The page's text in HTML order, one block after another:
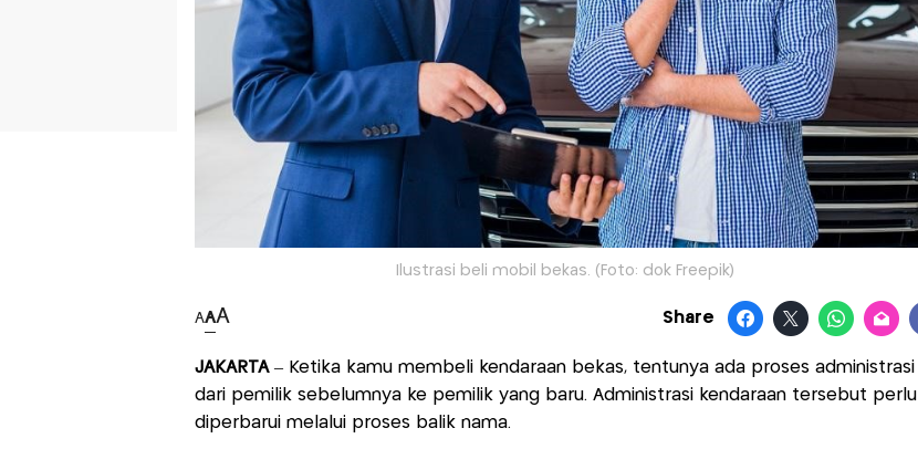
Ilustrasi beli mobil bekas. (Foto: dok Freepik)
AAA Share
JAKARTA– Ketika kamu membeli kendaraan bekas, tentunya ada proses administrasi
dari pemilik sebelumnya ke pemilik yang baru. Administrasi kendaraan tersebut perlu
diperbarui melalui proses balik nama.